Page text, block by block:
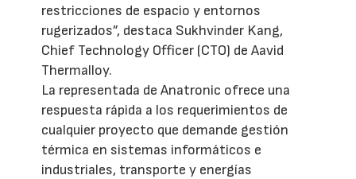
restricciones de espacio y entornos
rugerizados”, destaca Sukhvinder Kang,
Chief Technology Officer (CTO) de Aavid
Thermalloy.
La representada de Anatronic ofrece una
respuesta rápida a los requerimientos de
cualquier proyecto que demande gestión
térmica en sistemas informáticos e
industriales, transporte y energías